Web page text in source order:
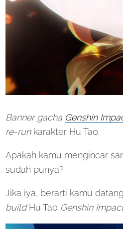
Banner gacha Genshin
re-runkarakter Hu Tao.
Apakah kamu mengincar
sudah punya?
Jika iya, berarti kamu
buildHu Tao Genshin